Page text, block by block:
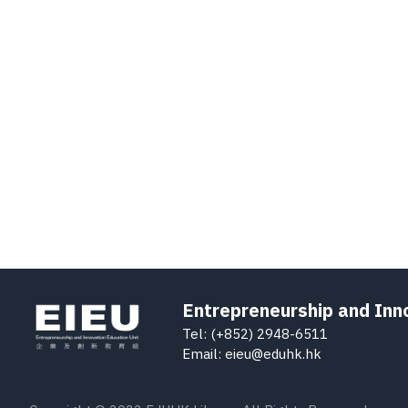
Entrepreneurship and
Tel: (+852) 2948-6511
Email: eieu@eduhk.hk